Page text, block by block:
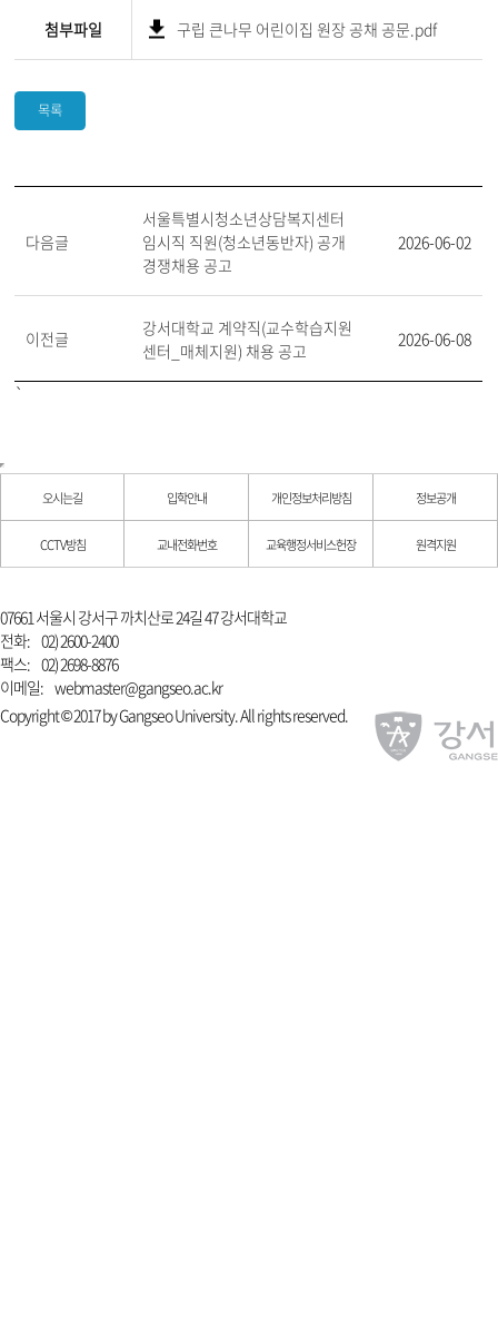
첨부파일 구립 큰나무 어린이집 원장 공채 공문.pdf
목록
다음글
서울특별시청소년상담복지센터
임시직 직원(청소년동반자) 공개
경쟁채용 공고
2026-06-02
이전글
강서대학교 계약직(교수학습지원
센터_매체지원) 채용 공고
2026-06-08
`
오시는길 입학안내 개인정보처리방침 정보공개
CCTV방침 교내전화번호 교육행정서비스헌장 원격지원
07661 서울시 강서구 까치산로 24길 47 강서대학교
전화: 02) 2600-2400
팩스: 02) 2698-8876
이메일: webmaster@gangseo.ac.kr
Copyright © 2017 by Gangseo University. All rights reserved.